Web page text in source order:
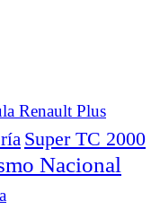
Renault Plus
Super TC 2000
Nacional